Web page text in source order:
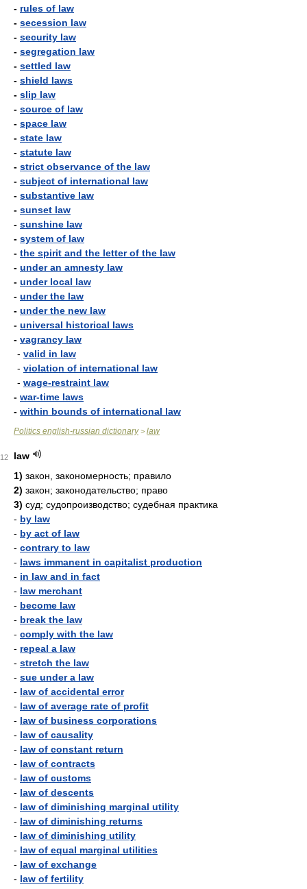
- rules of law
- secession law
- security law
- segregation law
- settled law
- shield laws
- slip law
- source of law
- space law
- state law
- statute law
- strict observance of the law
- subject of international law
- substantive law
- sunset law
- sunshine law
- system of law
- the spirit and the letter of the law
- under an amnesty law
- under local law
- under the law
- under the new law
- universal historical laws
- vagrancy law
- valid in law
- violation of international law
- wage-restraint law
- war-time laws
- within bounds of international law
Politics english-russian dictionary> law
12
law
1) закон, закономерность; правило
2) закон; законодательство; право
3) суд; судопроизводство; судебная практика
- by law
- by act of law
- contrary to law
- laws immanent in capitalist production
- in law and in fact
- law merchant
- become law
- break the law
- comply with the law
- repeal a law
- stretch the law
- sue under a law
- law of accidental error
- law of average rate of profit
- law of business corporations
- law of causality
- law of constant return
- law of contracts
- law of customs
- law of descents
- law of diminishing marginal utility
- law of diminishing returns
- law of diminishing utility
- law of equal marginal utilities
- law of exchange
- law of fertility